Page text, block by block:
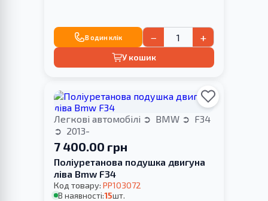
В один клік − +
У кошик
Легкові автомобілі BMW
F34
2013-
7 400.00 грн
Поліуретанова подушка двигуна
ліва Bmw F34
Код товару: PP103072
В наявності:15шт.